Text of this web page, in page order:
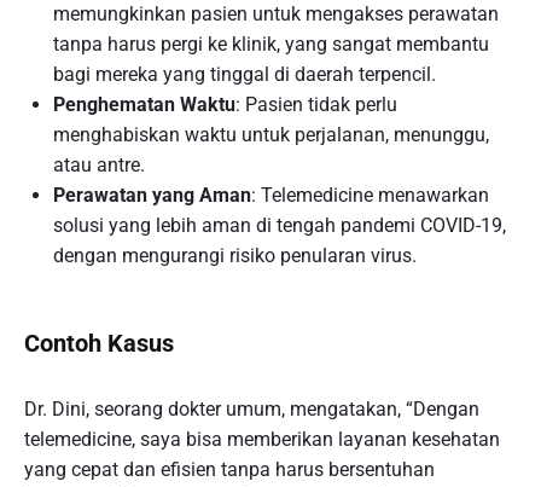
memungkinkan pasien untuk mengakses perawatan
tanpa harus pergi ke klinik, yang sangat membantu
bagi mereka yang tinggal di daerah terpencil.
Penghematan Waktu: Pasien tidak perlu
menghabiskan waktu untuk perjalanan, menunggu,
atau antre.
Perawatan yang Aman: Telemedicine menawarkan
solusi yang lebih aman di tengah pandemi COVID-19,
dengan mengurangi risiko penularan virus.
Contoh Kasus
Dr. Dini, seorang dokter umum, mengatakan, “Dengan
telemedicine, saya bisa memberikan layanan kesehatan
yang cepat dan efisien tanpa harus bersentuhan